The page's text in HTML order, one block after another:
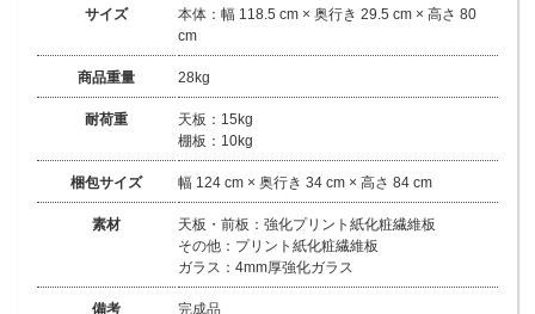
サイズ
本体：幅 118.5 cm × 奥行き 29.5 cm × 高さ 80
cm
商品重量 28kg
耐荷重
天板：15kg
棚板：10kg
梱包サイズ 幅 124 cm × 奥行き 34 cm × 高さ 84 cm
素材
天板・前板：強化プリント紙化粧繊維板
その他：プリント紙化粧繊維板
ガラス：4mm厚強化ガラス
備考 完成品